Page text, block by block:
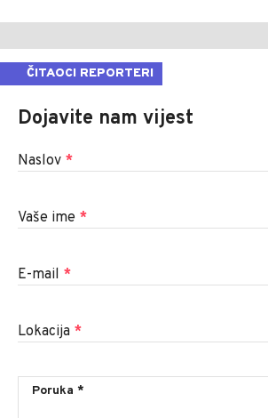
ČITAOCI REPORTERI
Dojavite nam vijest
Naslov *
Vaše ime *
E-mail *
Lokacija *